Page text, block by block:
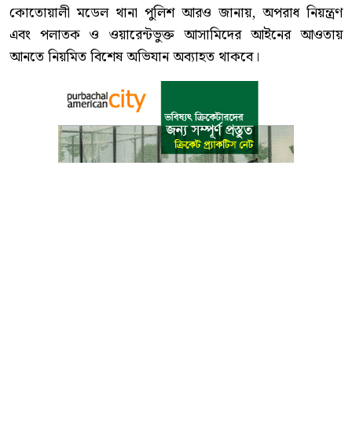
কোতোয়ালী মডেল থানা পুলিশ আরও জানায়, অপরাধ নিয়ন্ত্রণ
এবং পলাতক ও ওয়ারেন্টভুক্ত আসামিদের আইনের আওতায়
আনতে নিয়মিত বিশেষ অভিযান অব্যাহত থাকবে।